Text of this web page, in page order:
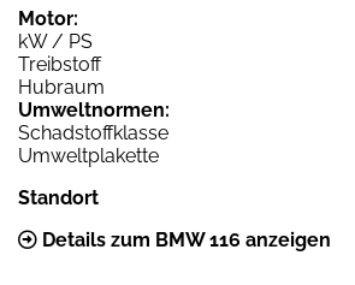
Motor:
kW / PS
Treibstoff
Hubraum
Umweltnormen:
Schadstoffklasse
Umweltplakette
Standort
Details zum BMW 116 anzeigen